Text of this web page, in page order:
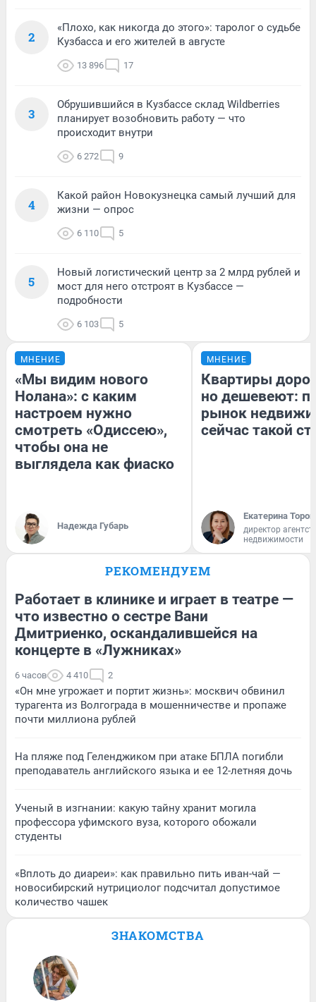
2
«Плохо, как никогда до этого»: таролог о судьбе
Кузбасса и его жителей в августе
13 896 17
3
Обрушившийся в Кузбассе склад Wildberries
планирует возобновить работу — что
происходит внутри
6 272 9
4
Какой район Новокузнецка самый лучший для
жизни — опрос
6 110 5
5
Новый логистический центр за 2 млрд рублей и
мост для него отстроят в Кузбассе —
подробности
6 103 5
МНЕНИЕ
«Мы видим нового
Нолана»: с каким
настроем нужно
смотреть «Одиссею»,
чтобы она не
выглядела как фиаско
Надежда Губарь
МНЕНИЕ
Квартиры
но дешевеют:
рынок
сейчас такой
Екатерина
директор
недвижимости
РЕКОМЕНДУЕМ
Работает в клинике и играет в театре —
что известно о сестре Вани
Дмитриенко, оскандалившейся на
концерте в «Лужниках»
6 часов 4 410 2
«Он мне угрожает и портит жизнь»: москвич обвинил
турагента из Волгограда в мошенничестве и пропаже
почти миллиона рублей
На пляже под Геленджиком при атаке БПЛА погибли
преподаватель английского языка и ее 12-летняя дочь
Ученый в изгнании: какую тайну хранит могила
профессора уфимского вуза, которого обожали
студенты
«Вплоть до диареи»: как правильно пить иван-чай —
новосибирский нутрициолог подсчитал допустимое
количество чашек
ЗНАКОМСТВА